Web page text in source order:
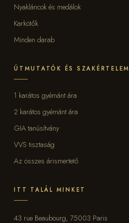
Nyakláncok és medálok
Karkötők
Minden darab
ÚTMUTATÓK ÉS SZAKÉRTELEM
1 karátos gyémánt ára
2 karátos gyémánt ára
GIA tanúsítvány
VVS tisztaság
Az összes árismertető
ITT TALÁL MINKET
43 rue Beaubourg, 75003 Paris